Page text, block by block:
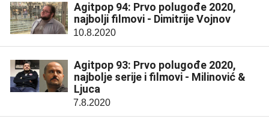
Agitpop 94: Prvo polugođe 2020,
najbolji filmovi - Dimitrije Vojnov
10.8.2020
Agitpop 93: Prvo polugođe 2020,
najbolje serije i filmovi - Milinović &
Ljuca
7.8.2020